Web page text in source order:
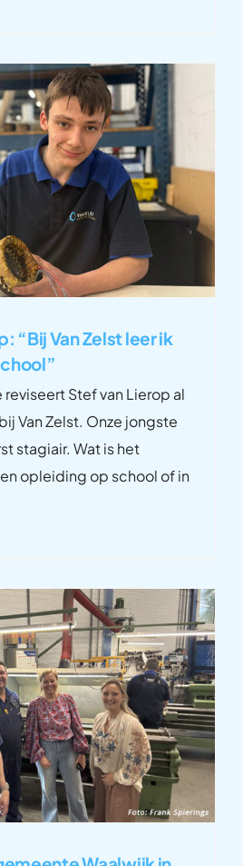
“Bij Van Zelst leer ik
Stef van Lierop al
Van Zelst. Onze jongste
stagiair. Wat is het
opleiding op school of in